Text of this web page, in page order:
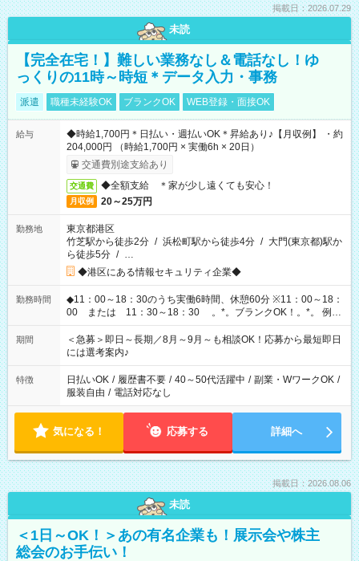
掲載日：2026.07.29
未読
【完全在宅！】難しい業務なし＆電話なし！ゆ
っくりの11時～時短＊データ入力・事務
派遣 職種未経験OK ブランクOK WEB登録・面接OK
給与
◆時給1,700円＊日払い・週払いOK＊昇給あり♪【月収例】 ・約
204,000円 （時給1,700円 × 実働6h × 20日）
交通費別途支給あり
交通費 ◆全額支給 ＊家が少し遠くても安心！
月収例 20～25万円
勤務地
東京都港区
竹芝駅から徒歩2分 / 浜松町駅から徒歩4分 / 大門(東京都)駅か
ら徒歩5分 / …
◆港区にある情報セキュリティ企業◆
勤務時間
◆11：00～18：30のうち実働6時間、休憩60分 ※11：00～18：
00 または 11：30～18：30 。*。ブランクOK！。*。 例え
ば前職が、 在宅/財団法人/事務/コールセンター/受付/販売/カフェ
スタッフ スイーツ販売/ホテルフロント/化粧品販売/など 様々な
業界から入社して活躍されています♪
期間
＜急募＞即日～長期／8月～9月～も相談OK！応募から最短即日
には選考案内♪
特徴 日払いOK / 履歴書不要 / 40～50代活躍中 / 副業・WワークOK /
服装自由 / 電話対応なし
気になる！ 応募する 詳細へ
掲載日：2026.08.06
未読
＜1日～OK！＞あの有名企業も！展示会や株主
総会のお手伝い！